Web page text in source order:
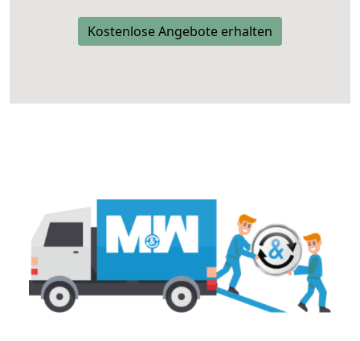
Kostenlose Angebote erhalten